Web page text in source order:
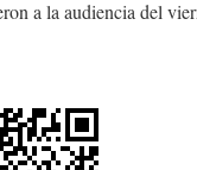
a la audiencia del